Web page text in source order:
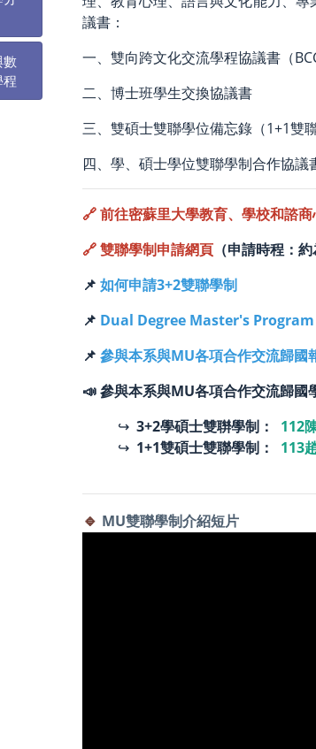
數
議書：
一、雙向跨文化交流學程協議書（
二、博士班學生交換協議書
三、雙碩士雙聯學位備忘錄（1+1雙聯
四、學、碩士學位雙聯學制合作協議
🔗前往密蘇里大學教育、學校和諮
🔗雙聯學制申請網頁（申請時程：
📌 如何申請3+2雙聯學制
📌 Dual Degree Master's
📌 參與本系與MU各項合作交流歸國
📣 參與本系與MU各項合作交流歸國
↪︎3+2學碩士雙聨學制： 112
↪︎1+1雙碩士雙聯學制： 113
🔹 MU雙聯學制介紹短片